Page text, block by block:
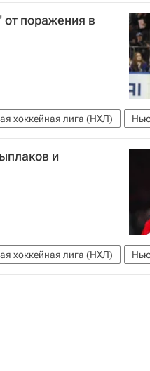
Алексей Протас Максим
от поражения в
хоккейная лига (НХЛ)
Игорь Шестеркин
и
хоккейная лига (НХЛ)
Хуснутдинов Никита